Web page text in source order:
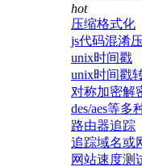
hot
压缩格式化
js代码混淆
unix时间戳
unix时间戳
对称加密解
des/aes等多
路由器追踪
追踪域名或
网站速度测